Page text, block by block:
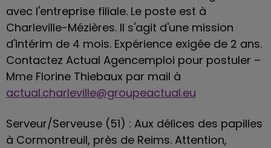
avec l'entreprise filiale. Le poste est à
Charleville-Mézières. Il s'agit d'une mission
d'intérim de 4 mois. Expérience exigée de 2 ans.
Contactez Actual Agencemploi pour postuler –
Mme Florine Thiebaux par mail à
actual.charleville@groupeactual.eu
Serveur/Serveuse (51) : Aux délices des papilles
à Cormontreuil, près de Reims. Attention,